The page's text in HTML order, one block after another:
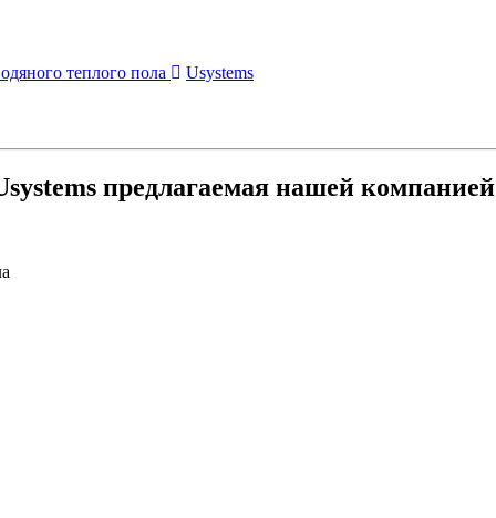
теплого пола Usystems
предлагаемая нашей компанией